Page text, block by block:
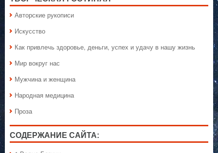
Авторские рукописи
Искусство
Как привлечь здоровье, деньги, успех и удачу в нашу жизнь
Мир вокруг нас
Мужчина и женщина
Народная медицина
Проза
СОДЕРЖАНИЕ САЙТА: